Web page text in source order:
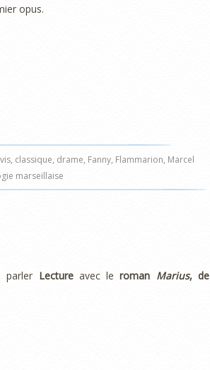
opus.
, classique, drame, Fanny, Flammarion, Marcel
marseillaise
parler Lectureavec leroman Marius, de